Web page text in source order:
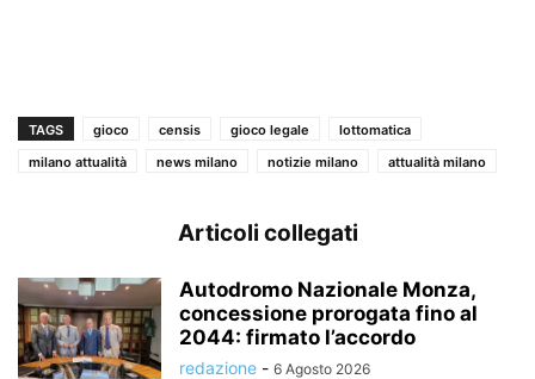
TAGS gioco censis gioco legale
lottomatica
milano attualità
news milano notizie milano attualità milano
Articoli collegati
Autodromo Nazionale Monza,
concessione prorogata fino al
2044: firmato l’accordo
redazione - 6 Agosto 2026